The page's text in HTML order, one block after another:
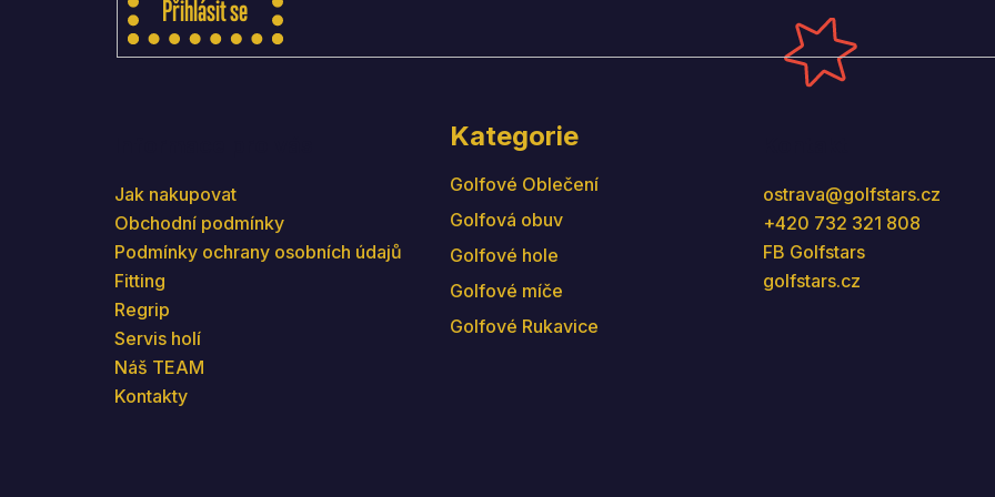
Přihlásit se
Jak nakupovat
Obchodní podmínky
Podmínky ochrany osobních údajů
Fitting
Regrip
Servis holí
Náš TEAM
Kontakty
Kategorie
Golfové Oblečení
Golfová obuv
Golfové hole
Golfové míče
Golfové Rukavice
ostrava@golfstars.cz
+420 732 321 808
FB Golfstars
golfstars.cz